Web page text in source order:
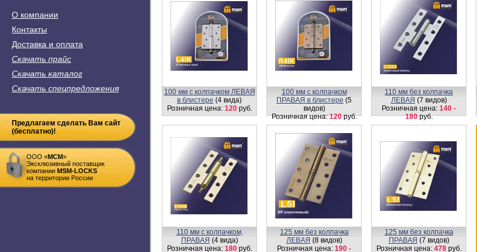
О компании
Контакты
Доставка и оплата
Скачать прайс
Скачать каталог
Скачать спецпредложения
Предлагаем сделать Вам сайт
(бесплатно)!
ООО «MСM»
Эксклюзивный поставщик
компании MSM-LOCKS
на территории России
100 мм с колпачком ЛЕВАЯ
в блистере (4 вида)
Розничная цена: 120руб.
100 мм с колпачком
ПРАВАЯ в блистере (5
видов)
Розничная цена:120руб.
110 мм без колпачка
ЛЕВАЯ (7 видов)
Розничная цена: 140 -
180руб.
110 мм c колпачком,
ПРАВАЯ (4 вида)
Розничная цена: 180руб.
125 мм без колпачка
ЛЕВАЯ (8 видов)
Розничная цена: 190 -
125 мм без колпачка
ПРАВАЯ (7 видов)
Розничная цена: 478руб.